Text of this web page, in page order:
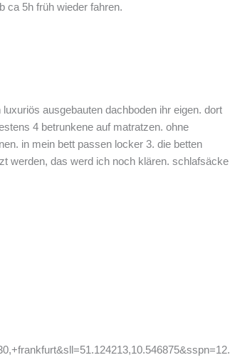
ca 5h früh wieder fahren.
ausgebauten dachboden ihr eigen. dort
4 betrunkene auf matratzen. ohne
in mein bett passen locker 3. die betten
werden, das werd ich noch klären. schlafsäcke